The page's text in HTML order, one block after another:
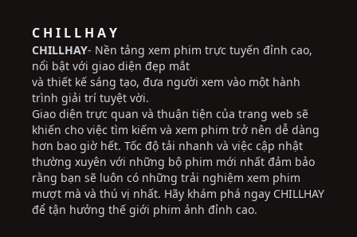
C H I L L H A Y
CHILLHAY- Nền tảng xem phim trực tuyến đỉnh cao,
nổi bật với giao diện đẹp mắt
và thiết kế sáng tạo, đưa người xem vào một hành
trình giải trí tuyệt vời.
Giao diện trực quan và thuận tiện của trang web sẽ
khiến cho việc tìm kiếm và xem phim trở nên dễ dàng
hơn bao giờ hết. Tốc độ tải nhanh và việc cập nhật
thường xuyên với những bộ phim mới nhất đảm bảo
rằng bạn sẽ luôn có những trải nghiệm xem phim
mượt mà và thú vị nhất. Hãy khám phá ngay CHILLHAY
để tận hưởng thế giới phim ảnh đỉnh cao.